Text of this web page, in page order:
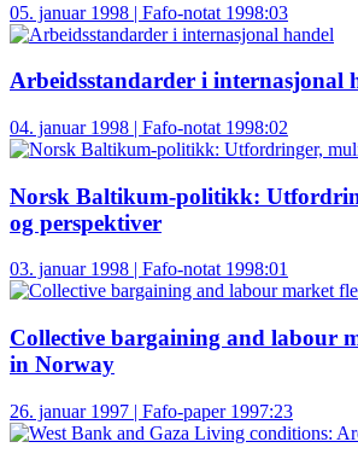
05. januar 1998 | Fafo-notat 1998:03
Arbeidsstandarder i internasjonal
04. januar 1998 | Fafo-notat 1998:02
Norsk Baltikum-politikk:
og perspektiver
03. januar 1998 | Fafo-notat 1998:01
Collective bargaining and labour
in Norway
26. januar 1997 | Fafo-paper 1997:23